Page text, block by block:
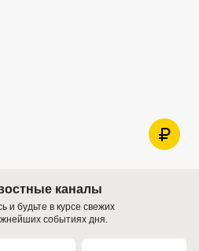
каналы
и будьте в курсе свежих
событиях дня.